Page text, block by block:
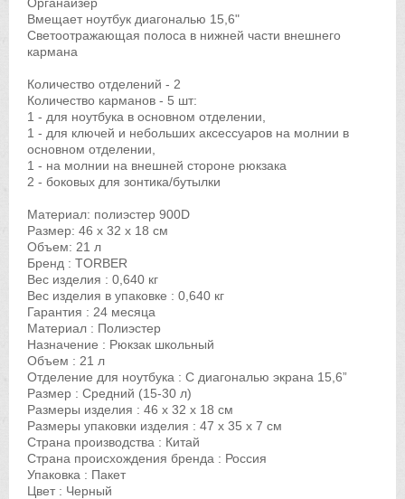
Вмещает ноутбук диагональю 15,6"
Светоотражающая полоса в нижней части внешнего
кармана
Количество отделений - 2
Количество карманов - 5 шт:
1 - для ноутбука в основном отделении,
1 - для ключей и небольших аксессуаров на молнии в
основном отделении,
1 - на молнии на внешней стороне рюкзака
2 - боковых для зонтика/бутылки
Материал: полиэстер 900D
Размер: 46 x 32 x 18 см
Объем: 21 л
Бренд : TORBER
Вес изделия : 0,640 кг
Вес изделия в упаковке : 0,640 кг
Гарантия : 24 месяца
Материал : Полиэстер
Назначение : Рюкзак школьный
Объем : 21 л
Отделение для ноутбука : С диагональю экрана 15,6”
Размер : Средний (15-30 л)
Размеры изделия : 46 x 32 x 18 см
Размеры упаковки изделия : 47 х 35 х 7 см
Страна производства : Китай
Страна происхождения бренда : Россия
Упаковка : Пакет
Цвет : Черный